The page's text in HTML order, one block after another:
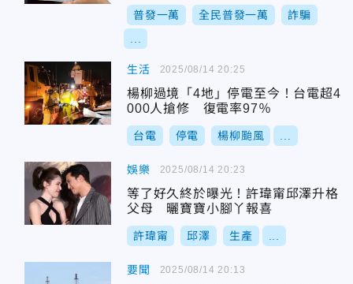
普發一萬 全民普發一萬 詐騙
生活
楊柳過境「4地」停電至今！台電超4
000人搶修 復電率97％
台電 停電 楊柳颱風
2025/08/14 20:25
娛樂
等了好久終於曝光！許瑋甯邱澤升格
父母 曬寶寶小腳丫報喜
許瑋甯 邱澤 生產
2025/08/14 20:23
要聞 2025/08/14 20:13